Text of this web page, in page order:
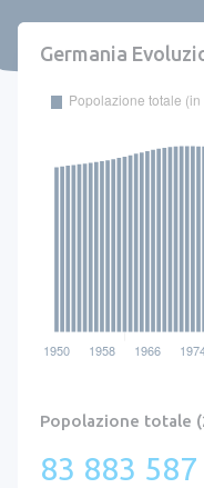
Germania
Popolazione totale
83 883 587